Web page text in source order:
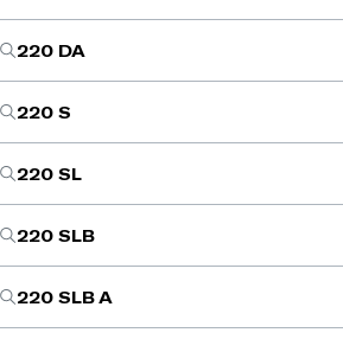
220 DA
220 S
220 SL
220 SLB
220 SLB A